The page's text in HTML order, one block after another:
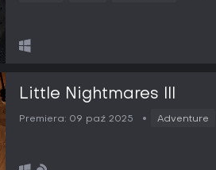
Little Nightmares III
Premiera: 09 paź 2025 Adventure